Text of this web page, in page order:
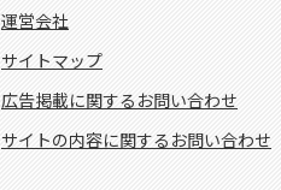
運営会社
サイトマップ
広告掲載に関するお問い合わせ
サイトの内容に関するお問い合わせ